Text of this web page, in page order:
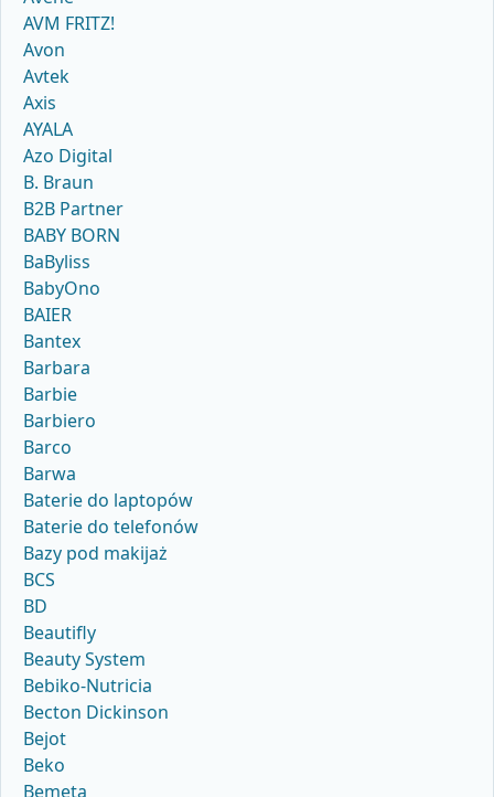
AVM FRITZ!
Avon
Avtek
Axis
AYALA
Azo Digital
B. Braun
B2B Partner
BABY BORN
BaByliss
BabyOno
BAIER
Bantex
Barbara
Barbie
Barbiero
Barco
Barwa
Baterie do laptopów
Baterie do telefonów
Bazy pod makijaż
BCS
BD
Beautifly
Beauty System
Bebiko-Nutricia
Becton Dickinson
Bejot
Beko
Bemeta